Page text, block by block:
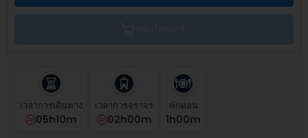
the
the
question
เวลาการเดินทาง
05h10m
เวลาการจราจร
02h00m
พักผ่อน
1H00M